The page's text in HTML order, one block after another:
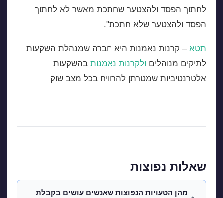
לחתוך הפסד ולהצטער שחתכת מאשר לא לחתוך
הפסד ולהצטער שלא חתכת".
תטא – קרנות נאמנות היא חברה שמנהלת השקעות
לתיקים מנוהלים ולקרנות נאמנות בהשקעות
אלטרנטיביות שמטרתן להרוויח בכל מצב שוק
שאלות נפוצות
מהן הטעויות הנפוצות שאנשים עושים בקבלת